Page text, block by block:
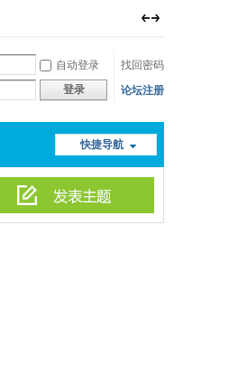
自动登录
找回密码
登录 论坛注册
快捷导航